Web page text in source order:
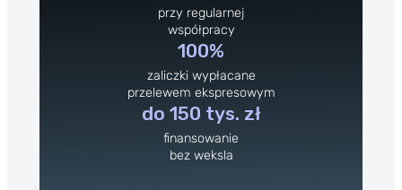
przy regularnej
współpracy
100%
zaliczki wypłacane
przelewem ekspresowym
do 150 tys. zł
finansowanie
bez weksla